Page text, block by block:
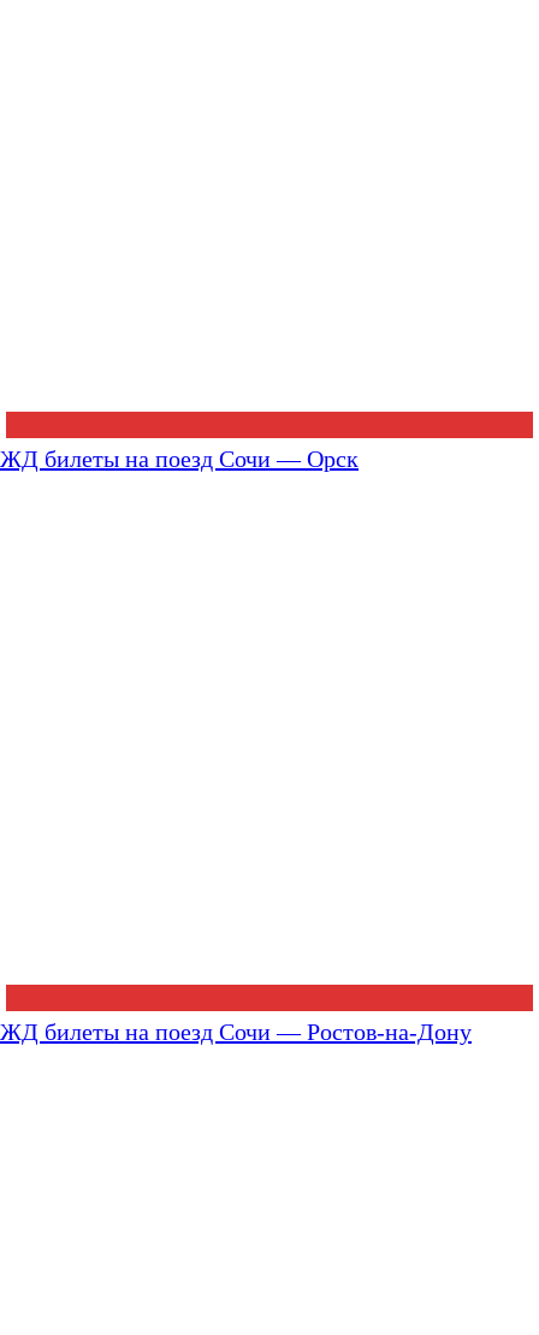
ЖД билеты на поезд Сочи — Орск
ЖД билеты на поезд Сочи — Ростов-на-Дону